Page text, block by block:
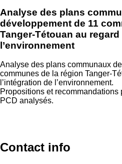
Analyse des plans
développement de 11
Tanger-Tétouan au regard
l’environnement
Analyse des plans communaux
communes de la région Tanger-
l’intégration de l’environnement.
Propositions et
PCD analysés.
Contact info